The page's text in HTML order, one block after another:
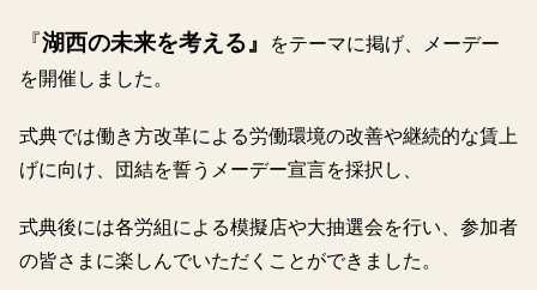
『湖西の未来を考える』
をテーマに掲げ、メーデー
を開催しました。
式典では働き方改革による労働環境の改善や継続的な賃上
げに向け、団結を誓うメーデー宣言を採択し、
式典後には各労組による模擬店や大抽選会を行い、参加者
の皆さまに楽しんでいただくことができました。